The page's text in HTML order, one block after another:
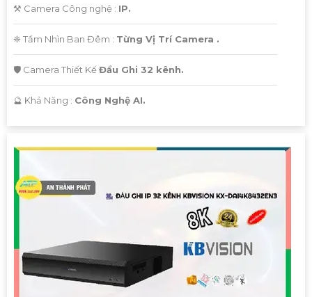
⚒ Camera Công nghệ : IP.
❈ Tầm Nhìn Ban Đêm : Từng Vị Trí Camera .
🛡 Camera Thiết KếĐầu Ghi 32 kênh.
️🔮 Khả Năng : Công Nghệ AI.